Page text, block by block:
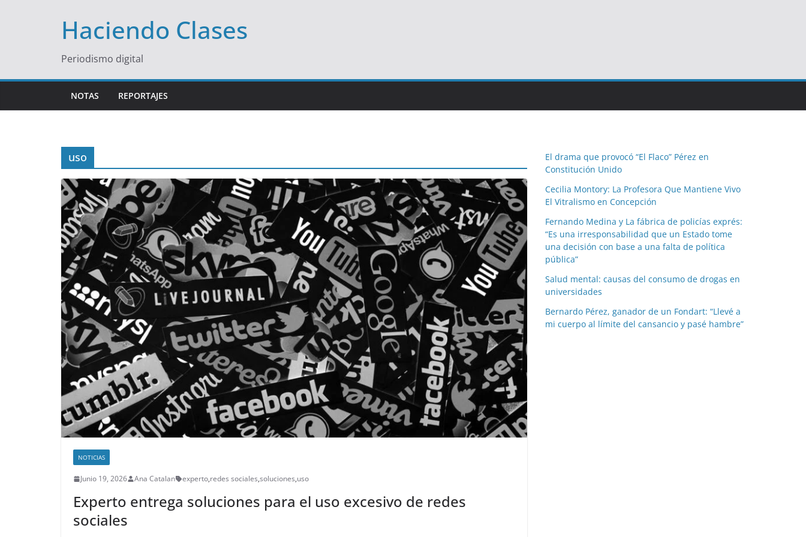
Haciendo Clases
Periodismo digital
NOTAS REPORTAJES
uso
NOTICIAS
Junio 19, 2026 Ana Catalan experto,redes sociales,soluciones,uso
Experto entrega soluciones para el uso excesivo de redes
sociales
El drama que provocó “El Flaco” Pérez en
Constitución Unido
Cecilia Montory: La Profesora Que Mantiene Vivo
El Vitralismo en Concepción
Fernando Medina y La fábrica de policías exprés:
“Es una irresponsabilidad que un Estado tome
una decisión con base a una falta de política
pública”
Salud mental: causas del consumo de drogas en
universidades
Bernardo Pérez, ganador de un Fondart: “Llevé a
mi cuerpo al límite del cansancio y pasé hambre”